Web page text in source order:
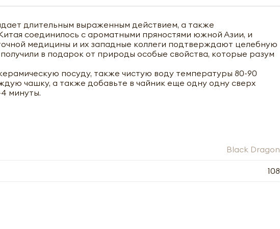
длительным выраженным действием, а также
соединилось с ароматными пряностями южной Азии, и
медицины и их западные коллеги подтверждают целебную
в подарок от природы особые свойства, которые разум
посуду, также чистую воду температуры 80-90
чашку, а также добавьте в чайник еще одну одну сверх
минуты.
Black Dragon
108